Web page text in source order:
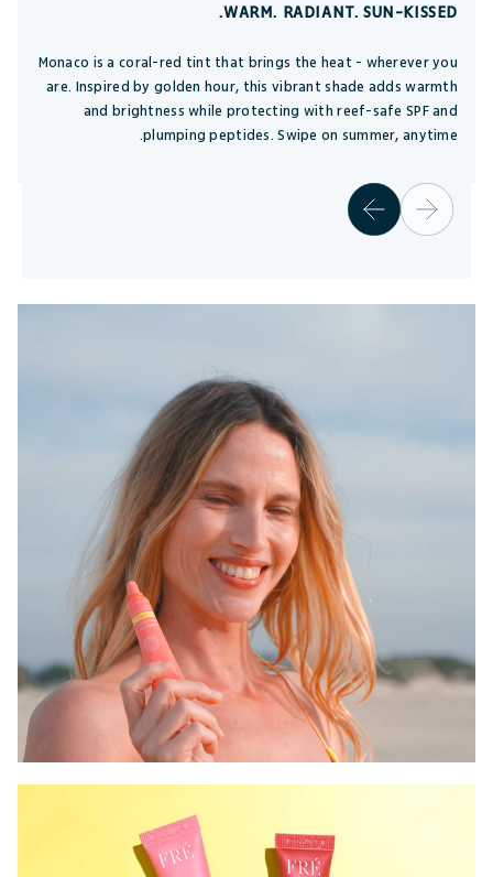
WARM. RADIANT. SUN-KISSED.
Monaco is a coral-red tint that brings the heat - wherever you
are. Inspired by golden hour, this vibrant shade adds warmth
and brightness while protecting with reef-safe SPF and
plumping peptides. Swipe on summer, anytime.